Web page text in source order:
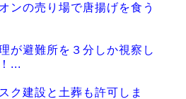
ンの売り場で唐揚げを食う
が避難所を３分しか視察し
...
ク建設と土葬も許可しま